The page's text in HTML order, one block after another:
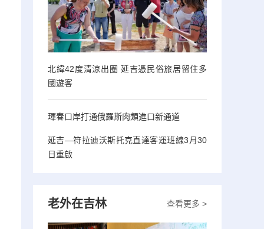
北緯42度清涼出圈 延吉憑民俗旅居留住多
國遊客
琿春口岸打通俄羅斯肉類進口新通道
延吉—符拉迪沃斯托克直達客運班線3月30
日重啟
查看更多 >
老外在吉林